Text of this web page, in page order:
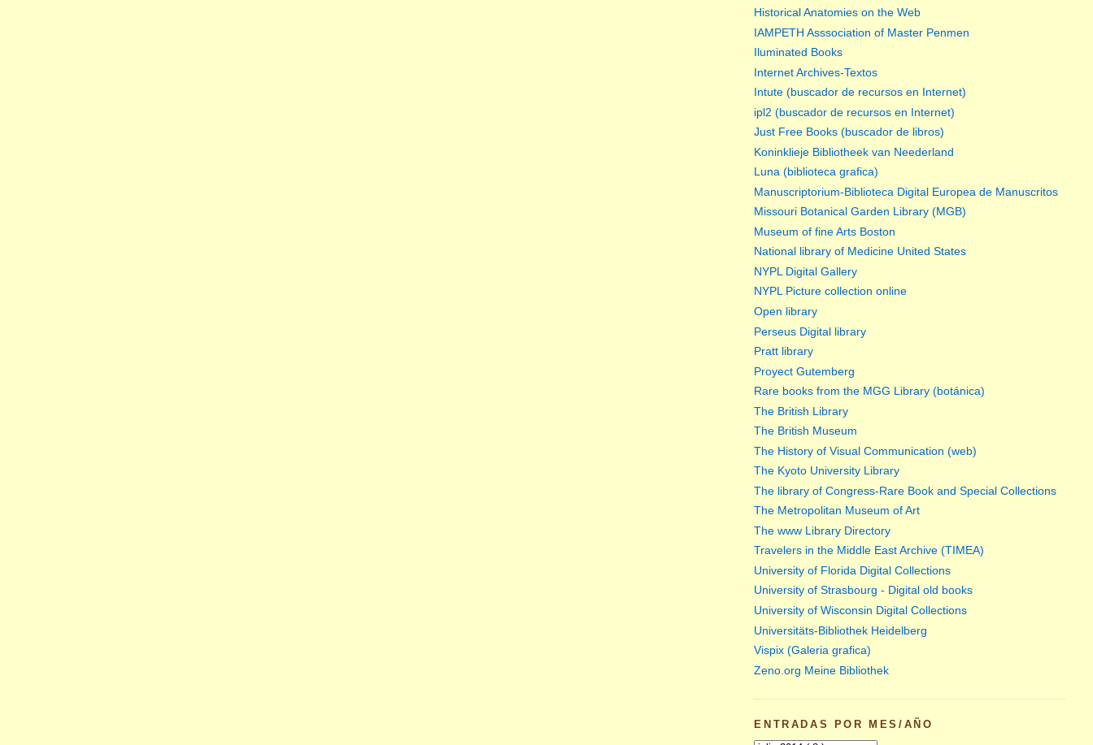
Historical Anatomies on the Web
IAMPETH Asssociation of Master Penmen
Iluminated Books
Internet Archives-Textos
Intute (buscador de recursos en Internet)
ipl2 (buscador de recursos en Internet)
Just Free Books (buscador de libros)
Koninklieje Bibliotheek van Neederland
Luna (biblioteca grafica)
Manuscriptorium-Biblioteca Digital Europea de Manuscritos
Missouri Botanical Garden Library (MGB)
Museum of fine Arts Boston
National library of Medicine United States
NYPL Digital Gallery
NYPL Picture collection online
Open library
Perseus Digital library
Pratt library
Proyect Gutemberg
Rare books from the MGG Library (botánica)
The British Library
The British Museum
The History of Visual Communication (web)
The Kyoto University Library
The library of Congress-Rare Book and Special Collections
The Metropolitan Museum of Art
The www Library Directory
Travelers in the Middle East Archive (TIMEA)
University of Florida Digital Collections
University of Strasbourg - Digital old books
University of Wisconsin Digital Collections
Universitäts-Bibliothek Heidelberg
Vispix (Galeria grafica)
Zeno.org Meine Bibliothek
ENTRADAS POR MES/AÑO